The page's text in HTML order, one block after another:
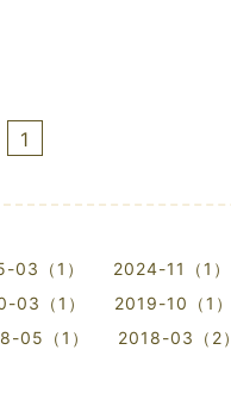
1
03（1） 2024-11（1）
03（1） 2019-10（1）
05（1） 2018-03（2）